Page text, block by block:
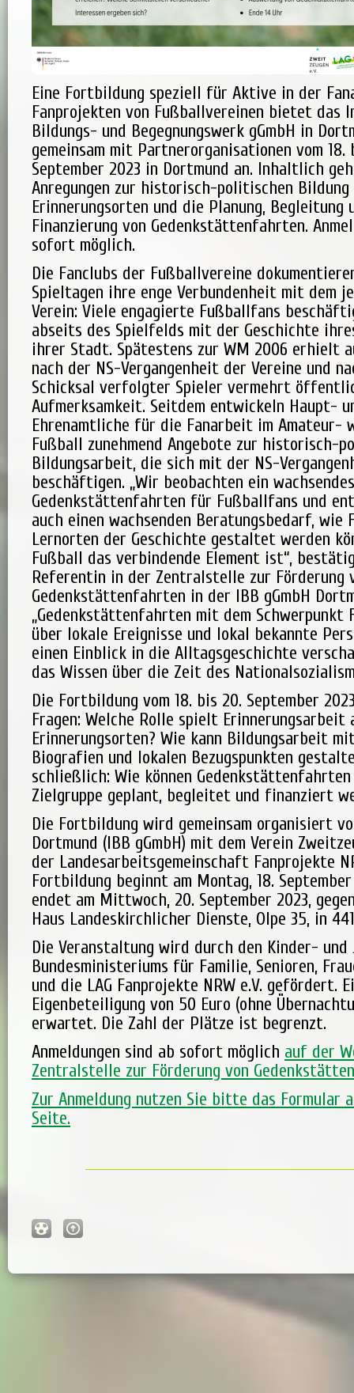
Eine Fortbildung speziell für Aktive in der
Fanprojekten von Fußballvereinen bietet das
Bildungs- und Begegnungswerk gGmbH in
gemeinsam mit Partnerorganisationen vom 18.
September 2023 in Dortmund an. Inhaltlich
Anregungen zur historisch-politischen Bildung
Erinnerungsorten und die Planung, Begleitung
Finanzierung von Gedenkstättenfahrten.
sofort möglich.
Die Fanclubs der Fußballvereine
Spieltagen ihre enge Verbundenheit mit dem
Verein: Viele engagierte Fußballfans
abseits des Spielfelds mit der Geschichte
ihrer Stadt. Spätestens zur WM 2006 erhielt
nach der NS-Vergangenheit der Vereine und
Schicksal verfolgter Spieler vermehrt
Aufmerksamkeit. Seitdem entwickeln Haupt-
Ehrenamtliche für die Fanarbeit im Amateur-
Fußball zunehmend Angebote zur historisch-
Bildungsarbeit, die sich mit der NS-
beschäftigen. „Wir beobachten ein
Gedenkstättenfahrten für Fußballfans und
auch einen wachsenden Beratungsbedarf, wie
Lernorten der Geschichte gestaltet werden
Fußball das verbindende Element ist“,
Referentin in der Zentralstelle zur Förderung
Gedenkstättenfahrten in der IBB gGmbH
„Gedenkstättenfahrten mit dem Schwerpunkt
über lokale Ereignisse und lokal bekannte
einen Einblick in die Alltagsgeschichte
das Wissen über die Zeit des
Die Fortbildung vom 18. bis 20. September
Fragen: Welche Rolle spielt Erinnerungsarbeit
Erinnerungsorten? Wie kann Bildungsarbeit
Biografien und lokalen Bezugspunkten
schließlich: Wie können
Zielgruppe geplant, begleitet und finanziert
Die Fortbildung wird gemeinsam organisiert
Dortmund (IBB gGmbH) mit dem Verein
der Landesarbeitsgemeinschaft Fanprojekte
Fortbildung beginnt am Montag, 18.
endet am Mittwoch, 20. September 2023,
Haus Landeskirchlicher Dienste, Olpe 35, in
Die Veranstaltung wird durch den Kinder- und
Bundesministeriums für Familie, Senioren,
und die LAG Fanprojekte NRW e.V. gefördert.
Eigenbeteiligung von 50 Euro (ohne
erwartet. Die Zahl der Plätze ist begrenzt.
Anmeldungen sind ab sofort möglich auf der
Zentralstelle zur Förderung von
Zur Anmeldung nutzen Sie bitte das Formular
Seite.